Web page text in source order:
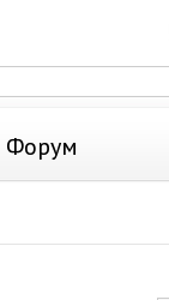
Форум